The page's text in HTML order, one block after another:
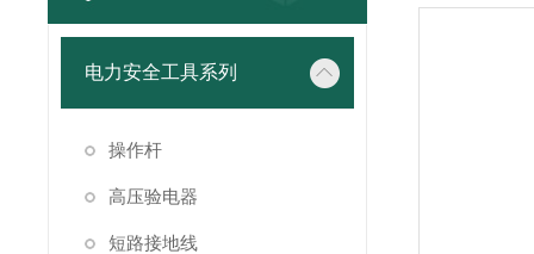
电力安全工具系列
操作杆
高压验电器
短路接地线